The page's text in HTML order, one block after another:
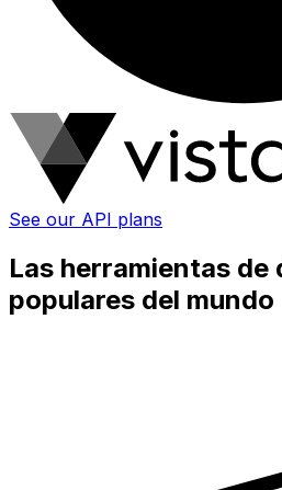
See our API plans
Las herramientas de
populares del mundo